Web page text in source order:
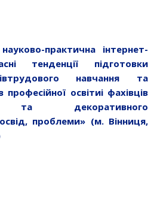
практична інтернет-
тенденції підготовки
навчання та
професійної освітиі фахівців
та декоративного
проблеми» (м. Вінниця,